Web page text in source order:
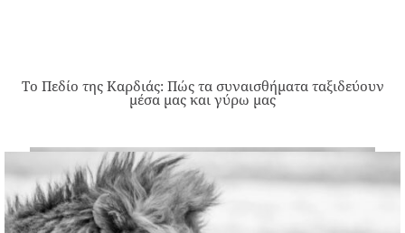
Το Πεδίο της Καρδιάς: Πώς τα συναισθήματα ταξιδεύουν
μέσα μας και γύρω μας